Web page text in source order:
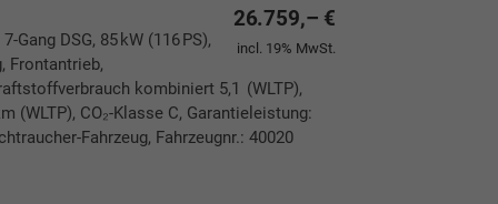
26.759,– €
incl. 19% MwSt.
Gang DSG, 85 kW (116 PS),
Frontantrieb,
kombiniert 5,1 (WLTP),
(WLTP), CO₂-Klasse C, Garantieleistung:
Fahrzeug, Fahrzeugnr.: 40020